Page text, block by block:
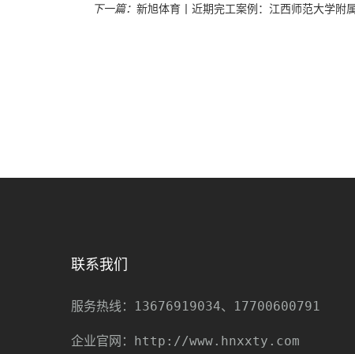
下一篇： 新旭体育丨近期完工案例：江西师范大学附
联系我们
服务热线： 13676919034、17700600791
企业官网： http://www.hnxxty.com